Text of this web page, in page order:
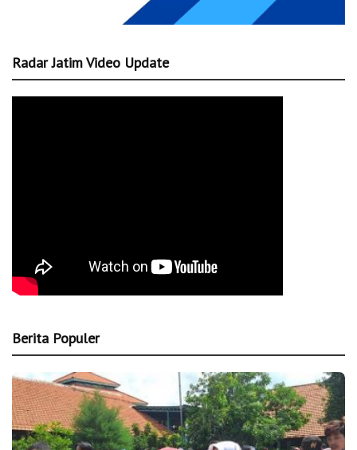
Radar Jatim Video Update
Berita Populer